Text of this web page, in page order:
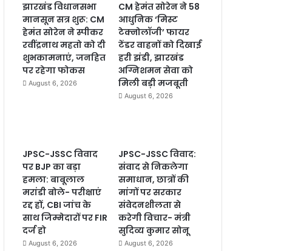
झारखंड विधानसभा
मानसून सत्र शुरू: CM
हेमंत सोरेन ने स्पीकर
रवींद्रनाथ महतो को दी
शुभकामनाएं, जनहित
पर रहेगा फोकस
August 6, 2026
CM हेमंत सोरेन ने 58
आधुनिक ‘मिस्ट
टेक्नोलॉजी’ फायर
टेंडर वाहनों को दिखाई
हरी झंडी, झारखंड
अग्निशमन सेवा को
मिली बड़ी मजबूती
August 6, 2026
JPSC-JSSC विवाद
पर BJP का बड़ा
हमला: बाबूलाल
मरांडी बोले- परीक्षाएं
रद्द हों, CBI जांच के
साथ जिम्मेदारों पर FIR
दर्ज हो
August 6, 2026
JPSC-JSSC विवाद:
संवाद से निकलेगा
समाधान, छात्रों की
मांगों पर सरकार
संवेदनशीलता से
करेगी विचार- मंत्री
सुदिव्य कुमार सोनू
August 6, 2026